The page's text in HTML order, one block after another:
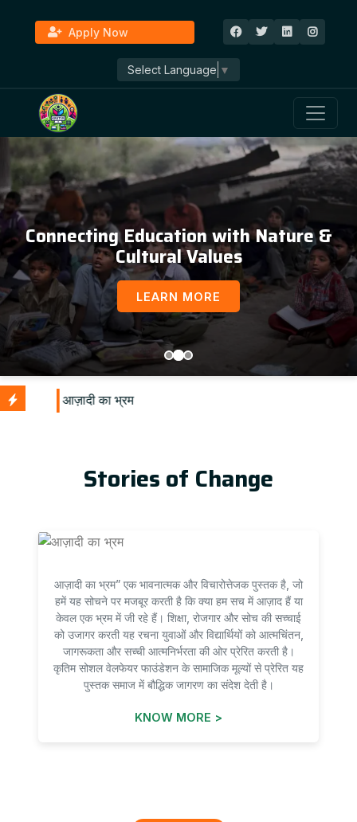
Apply Now
Select Language ▼
Connecting Education with Nature &
Cultural Values
LEARN MORE
Stories of Change
आज़ादी का भ्रम” एक भावनात्मक और विचारोत्तेजक पुस्तक है, जो
हमें यह सोचने पर मजबूर करती है कि क्या हम सच में आज़ाद हैं या
केवल एक भ्रम में जी रहे हैं। शिक्षा, रोजगार और सोच की सच्चाई
को उजागर करती यह रचना युवाओं और विद्यार्थियों को आत्मचिंतन,
जागरूकता और सच्ची आत्मनिर्भरता की ओर प्रेरित करती है।
कृतिम सोशल वेलफेयर फाउंडेशन के सामाजिक मूल्यों से प्रेरित यह
पुस्तक समाज में बौद्धिक जागरण का संदेश देती है।
KNOW MORE >